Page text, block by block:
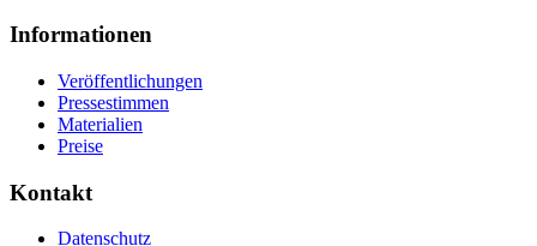
Informationen
Veröffentlichungen
Pressestimmen
Materialien
Preise
Kontakt
Datenschutz